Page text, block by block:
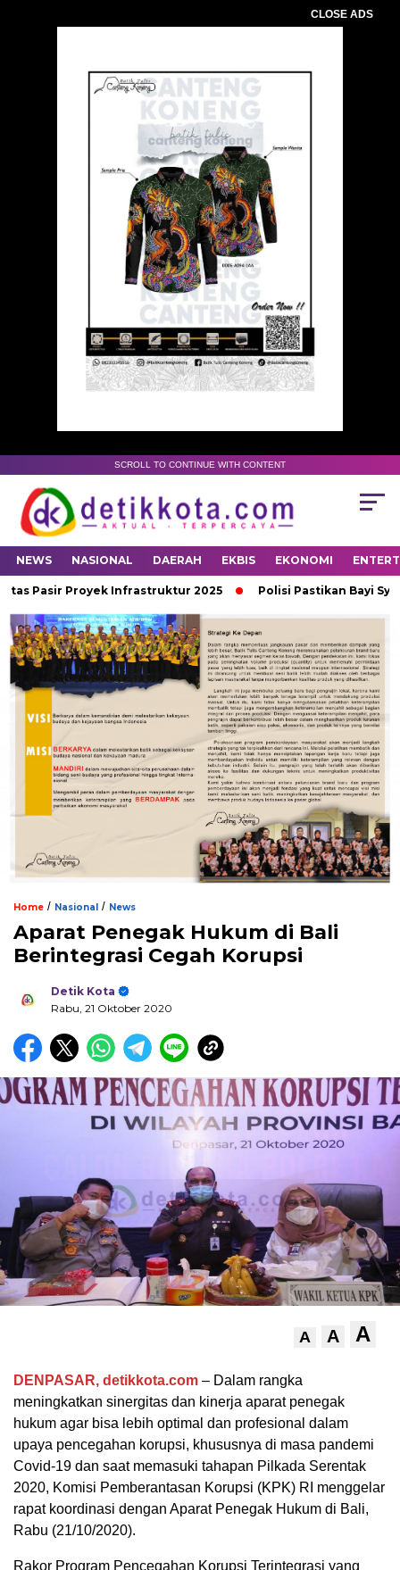
CLOSE ADS
SCROLL TO CONTINUE WITH CONTENT
NEWS NASIONAL DAERAH EKBIS EKONOMI
Pasir Proyek Infrastruktur 2025 Polisi Pastikan Bayi Syifa
Home / Nasional / News
Aparat Penegak Hukum di Bali
Berintegrasi Cegah Korupsi
Detik Kota
Rabu, 21 Oktober 2020
A A A
DENPASAR, detikkota.com – Dalam rangka
meningkatkan sinergitas dan kinerja aparat penegak
hukum agar bisa lebih optimal dan profesional dalam
upaya pencegahan korupsi, khususnya di masa pandemi
Covid-19 dan saat memasuki tahapan Pilkada Serentak
2020, Komisi Pemberantasan Korupsi (KPK) RI menggelar
rapat koordinasi dengan Aparat Penegak Hukum di Bali,
Rabu (21/10/2020).
Rakor Program Pencegahan Korupsi Terintegrasi yang